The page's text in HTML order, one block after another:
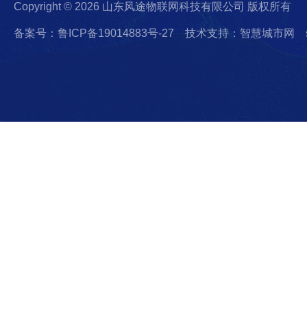
Copyright © 2026 山东风途物联网科技有限公司 版权所有
备案号：鲁ICP备19014883号-27 技术支持：智慧城市网